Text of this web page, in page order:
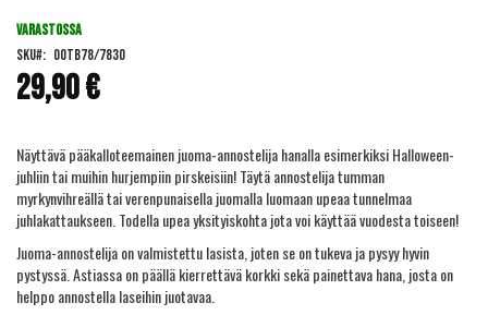
beginning
the
images
gallery
29,90 €
VARASTOSSA
SKU
OOTB78/7830
Näyttävä pääkalloteemainen juoma-annostelija hanalla esimerkiksi Halloween-
juhliin tai muihin hurjempiin pirskeisiin! Täytä annostelija tumman
myrkynvihreällä tai verenpunaisella juomalla luomaan upeaa tunnelmaa
juhlakattaukseen. Todella upea yksityiskohta jota voi käyttää vuodesta toiseen!
Juoma-annostelija on valmistettu lasista, joten se on tukeva ja pysyy hyvin
pystyssä. Astiassa on päällä kierrettävä korkki sekä painettava hana, josta on
helppo annostella laseihin juotavaa.